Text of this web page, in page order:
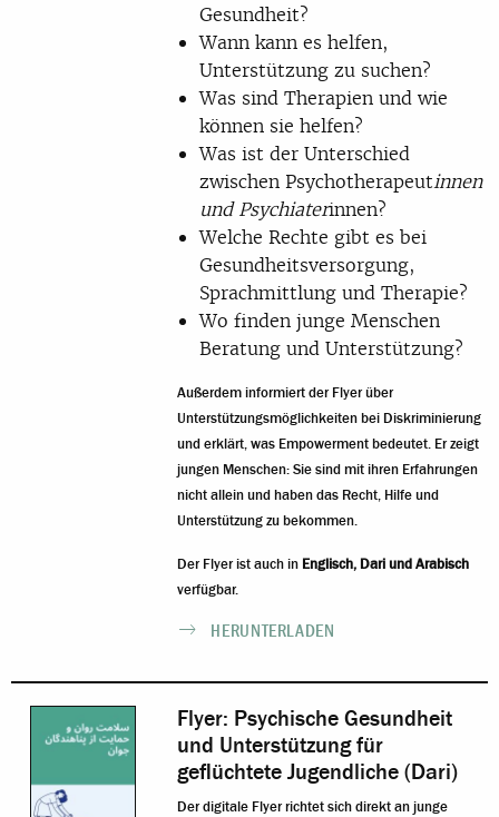
Gesundheit?
Wann kann es helfen,
Unterstützung zu suchen?
Was sind Therapien und wie
können sie helfen?
Was ist der Unterschied
zwischen Psychotherapeutinnen
und Psychiaterinnen?
Welche Rechte gibt es bei
Gesundheitsversorgung,
Sprachmittlung und Therapie?
Wo finden junge Menschen
Beratung und Unterstützung?
Außerdem informiert der Flyer über
Unterstützungsmöglichkeiten bei Diskriminierung
und erklärt, was Empowerment bedeutet. Er zeigt
jungen Menschen: Sie sind mit ihren Erfahrungen
nicht allein und haben das Recht, Hilfe und
Unterstützung zu bekommen.
Der Flyer ist auch in Englisch, DariundArabisch
verfügbar.
HERUNTERLADEN
Flyer: Psychische Gesundheit
und Unterstützung für
geflüchtete Jugendliche (Dari)
Der digitale Flyer richtet sich direkt an junge